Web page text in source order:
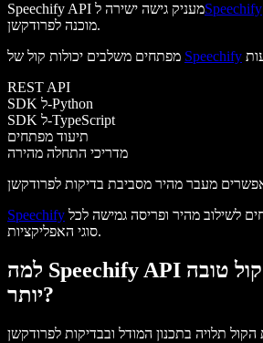
Speechify API מעניק גישה ישירה לSpeechify
מוכנה לפרודקשן.
Speechify
REST API
SDK ל-Python
SDK ל-TypeScript
תיעוד מפתחים
מדריכי התחלה מהירה
Speechify
סוגי האפליקציות.
למה Speechify API מספק איכות קול טובה
יותר?